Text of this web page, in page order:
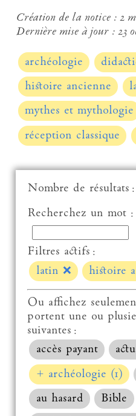
Création de la notice :2
Dernière mise à jour :23
archéologie
histoire ancienne
mythes et mythologie
réception classique
Nombre de résultats :
Recherchez un mot :
Filtres actifs :
latin ❌ histoire
Ou affichez
portent une ou
suivantes :
accès payant
+ archéologie (1)
au hasard
Bible